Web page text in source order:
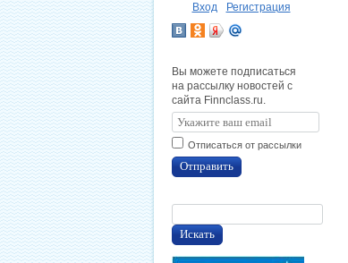
Вход
Регистрация
Вы можете подписаться
на рассылку новостей с
сайта Finnclass.ru.
Отписаться от рассылки
Отправить
Искать